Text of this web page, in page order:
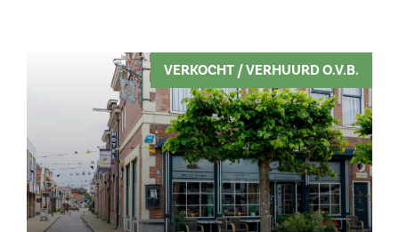
VERKOCHT / VERHUURD O.V.B.